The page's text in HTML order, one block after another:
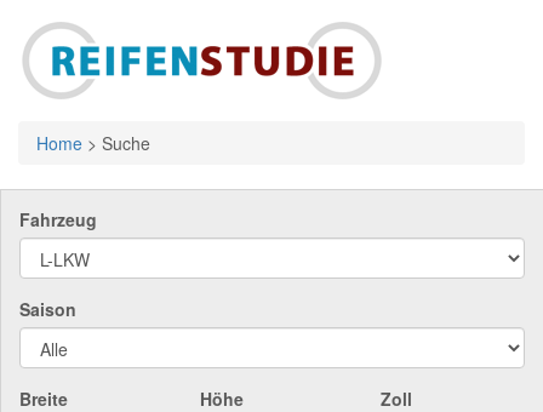
Home > Suche
Fahrzeug
Saison
Breite Höhe Zoll